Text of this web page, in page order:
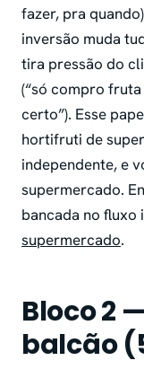
fazer, pra
inversão muda
tira pressão do
(“só compro
certo”). Esse
hortifruti de
independente, e
supermercado.
bancada no fluxo
supermercado.
Bloco 2
balcão